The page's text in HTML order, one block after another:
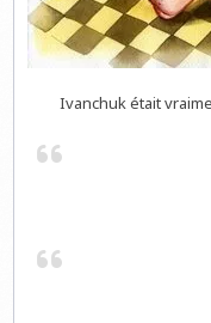
Ivanchuk était